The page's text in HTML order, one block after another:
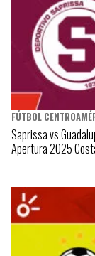
FÚTBOL
Saprissa vs
Apertura 2025